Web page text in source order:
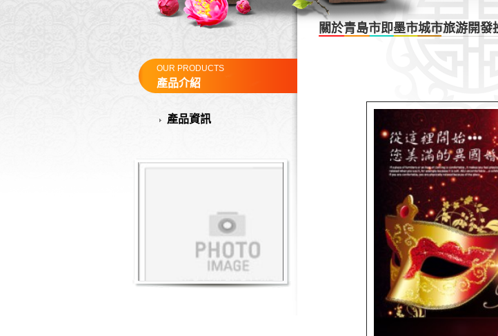
OUR PRODUCTS
產品介紹
產品資訊
關於青島市即墨市城市旅游開